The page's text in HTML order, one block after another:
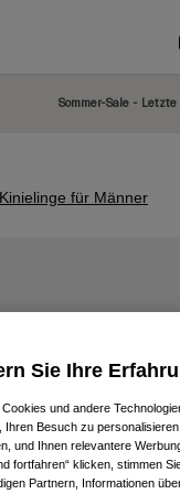
Sommer-Sale -
für Männer
Sie Ihre
und andere
Ihren Besuch zu
und Ihnen relevantere
fortfahren“ klicken, stimmen
Partnern, Informationen